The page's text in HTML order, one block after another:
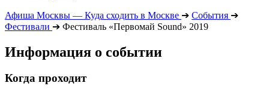
Афиша Москвы — Куда сходить в Москве ➔ События ➔
Фестивали ➔ Фестиваль «Первомай Sound» 2019
Информация о событии
Когда проходит